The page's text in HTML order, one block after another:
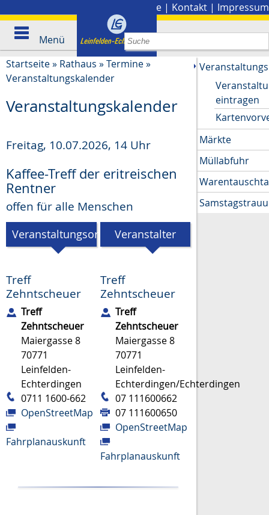
Presse | Kontakt | Impressum
Menü
Startseite» Rathaus »Termine»
Veranstaltungskalender
Veranstaltungskalender
Freitag, 10.07.2026, 14 Uhr
Kaffee-Treff der eritreischen
Rentner
offen für alle Menschen
Veranstaltungsort
Treff
Zehntscheuer
Treff
Zehntscheuer
Maiergasse 8
70771
Leinfelden-
Echterdingen
0711 1600-662
OpenStreetMap
Fahrplanauskunft
Veranstalter
Treff
Zehntscheuer
Treff
Zehntscheuer
Maiergasse 8
70771
Leinfelden-
Echterdingen/Echterdingen
07 111600662
07 111600650
OpenStreetMap
Fahrplanauskunft
eintragen
Märkte
Müllabfuhr